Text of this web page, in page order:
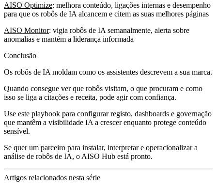
AISO Optimize: melhora conteúdo, ligações internas e desempenho
para que os robôs de IA alcancem e citem as suas melhores páginas
AISO Monitor: vigia robôs de IA semanalmente, alerta sobre
anomalias e mantém a liderança informada
Conclusão
Os robôs de IA moldam como os assistentes descrevem a sua marca.
Quando consegue ver que robôs visitam, o que procuram e como
isso se liga a citações e receita, pode agir com confiança.
Use este playbook para configurar registo, dashboards e governação
que mantêm a visibilidade IA a crescer enquanto protege conteúdo
sensível.
Se quer um parceiro para instalar, interpretar e operacionalizar a
análise de robôs de IA, o AISO Hub está pronto.
Artigos relacionados nesta série